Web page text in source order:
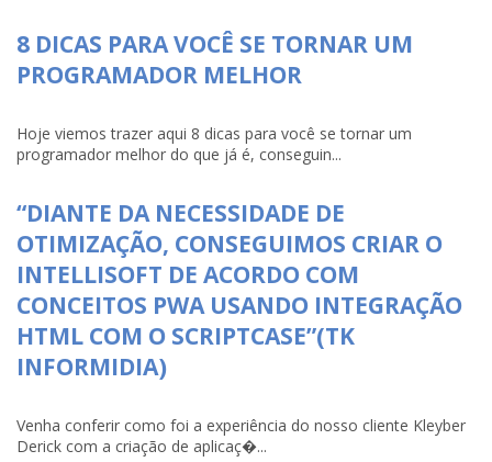
8 DICAS PARA VOCÊ SE TORNAR UM
PROGRAMADOR MELHOR
Hoje viemos trazer aqui 8 dicas para você se tornar um
programador melhor do que já é, conseguin...
“DIANTE DA NECESSIDADE DE
OTIMIZAÇÃO, CONSEGUIMOS CRIAR O
INTELLISOFT DE ACORDO COM
CONCEITOS PWA USANDO INTEGRAÇÃO
HTML COM O SCRIPTCASE”(TK
INFORMIDIA)
Venha conferir como foi a experiência do nosso cliente Kleyber
Derick com a criação de aplicaç�...